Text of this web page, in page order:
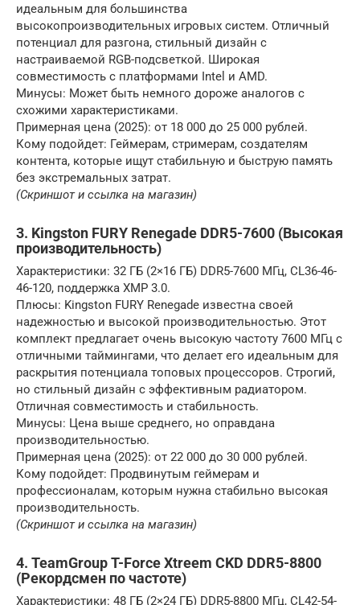
идеальным для большинства
высокопроизводительных игровых систем. Отличный
потенциал для разгона, стильный дизайн с
настраиваемой RGB-подсветкой. Широкая
совместимость с платформами Intel и AMD.
Минусы: Может быть немного дороже аналогов с
схожими характеристиками.
Примерная цена (2025): от 18 000 до 25 000 рублей.
Кому подойдет: Геймерам, стримерам, создателям
контента, которые ищут стабильную и быструю память
без экстремальных затрат.
(Скриншот и ссылка на магазин)
3. Kingston FURY Renegade DDR5-7600 (Высокая
производительность)
Характеристики: 32 ГБ (2×16 ГБ) DDR5-7600 МГц, CL36-46-
46-120, поддержка XMP 3.0.
Плюсы: Kingston FURY Renegade известна своей
надежностью и высокой производительностью. Этот
комплект предлагает очень высокую частоту 7600 МГц с
отличными таймингами, что делает его идеальным для
раскрытия потенциала топовых процессоров. Строгий,
но стильный дизайн с эффективным радиатором.
Отличная совместимость и стабильность.
Минусы: Цена выше среднего, но оправдана
производительностью.
Примерная цена (2025): от 22 000 до 30 000 рублей.
Кому подойдет: Продвинутым геймерам и
профессионалам, которым нужна стабильно высокая
производительность.
(Скриншот и ссылка на магазин)
4. TeamGroup T-Force Xtreem CKD DDR5-8800
(Рекордсмен по частоте)
Характеристики: 48 ГБ (2×24 ГБ) DDR5-8800 МГц, CL42-54-